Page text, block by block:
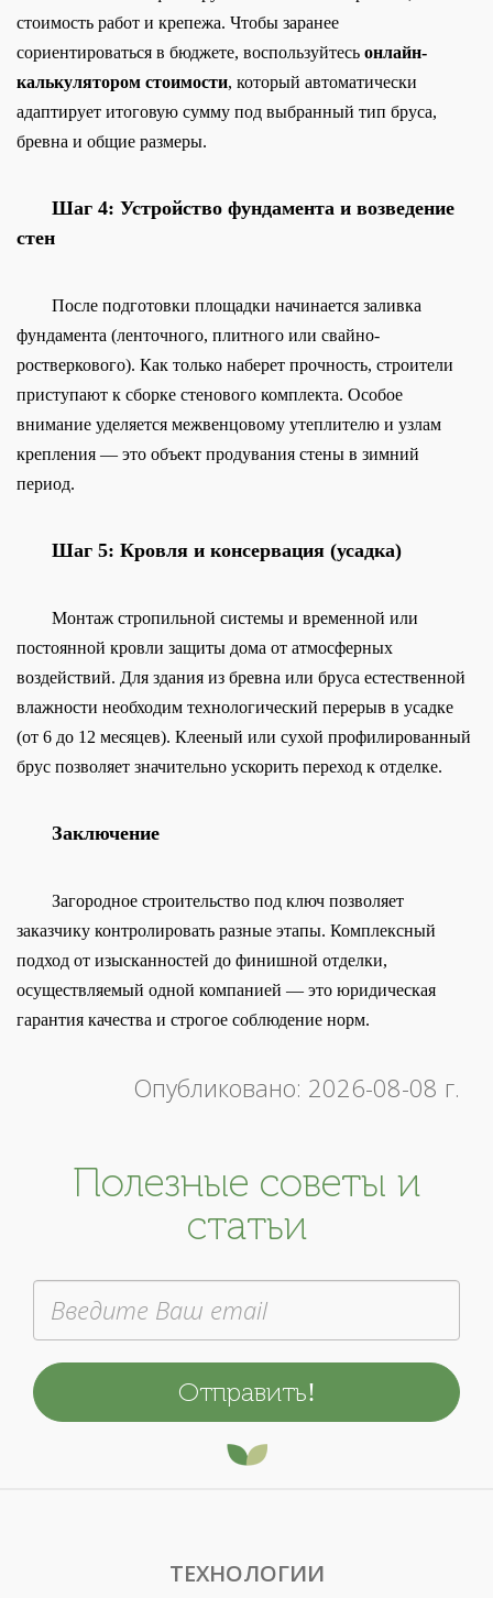
стоимость работ и крепежа. Чтобы заранее
сориентироваться в бюджете, воспользуйтесь онлайн-
калькулятором стоимости, который автоматически
адаптирует итоговую сумму под выбранный тип бруса,
бревна и общие размеры.
Шаг 4: Устройство фундамента и возведение
стен
После подготовки площадки начинается заливка
фундамента (ленточного, плитного или свайно-
ростверкового). Как только наберет прочность, строители
приступают к сборке стенового комплекта. Особое
внимание уделяется межвенцовому утеплителю и узлам
крепления — это объект продувания стены в зимний
период.
Шаг 5: Кровля и консервация (усадка)
Монтаж стропильной системы и временной или
постоянной кровли защиты дома от атмосферных
воздействий. Для здания из бревна или бруса естественной
влажности необходим технологический перерыв в усадке
(от 6 до 12 месяцев). Клееный или сухой профилированный
брус позволяет значительно ускорить переход к отделке.
Заключение
Загородное строительство под ключ позволяет
заказчику контролировать разные этапы. Комплексный
подход от изысканностей до финишной отделки,
осуществляемый одной компанией — это юридическая
гарантия качества и строгое соблюдение норм.
Опубликовано: 2026-08-08 г.
Полезные советы и
статьи
ТЕХНОЛОГИИ